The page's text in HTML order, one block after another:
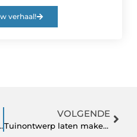
verhaal!
vrij, leef beter
VOLGENDE
Tuinontwerp laten maken voor meer leven in uw tuin